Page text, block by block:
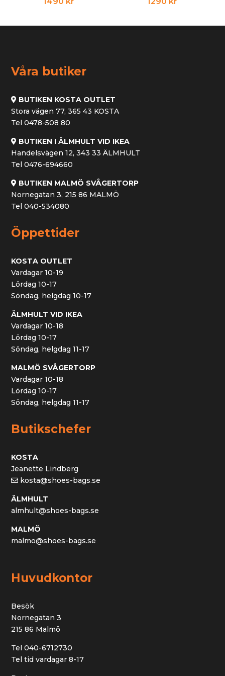
Våra butiker
BUTIKEN KOSTA OUTLET
Stora vägen 77, 365 43 KOSTA
Tel 0478-508 80
BUTIKEN I ÄLMHULT VID IKEA
Handelsvägen 12, 343 33 ÄLMHULT
Tel 0476-694660
BUTIKEN MALMÖ SVÅGERTORP
Nornegatan 3, 215 86 MALMÖ
Tel 040-534080
Öppettider
KOSTA OUTLET
Vardagar 10-19
Lördag 10-17
Söndag, helgdag 10-17
ÄLMHULT VID IKEA
Vardagar 10-18
Lördag 10-17
Söndag, helgdag 11-17
MALMÖ SVÅGERTORP
Vardagar 10-18
Lördag 10-17
Söndag, helgdag 11-17
Butikschefer
KOSTA
Jeanette Lindberg
kosta@shoes-bags.se
ÄLMHULT
almhult@shoes-bags.se
MALMÖ
malmo@shoes-bags.se
Huvudkontor
Besök
Nornegatan 3
215 86 Malmö
Tel 040-6712730
Tel tid vardagar 8-17